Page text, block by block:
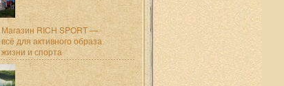
Магазин RICH SPORT —
всё для активного образа
жизни и спорта